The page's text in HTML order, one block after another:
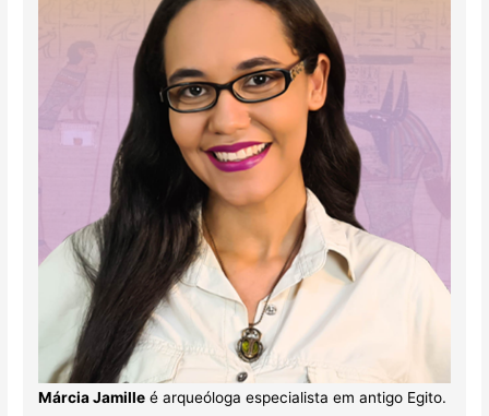
Márcia Jamilleé arqueóloga especialista em antigo Egito.